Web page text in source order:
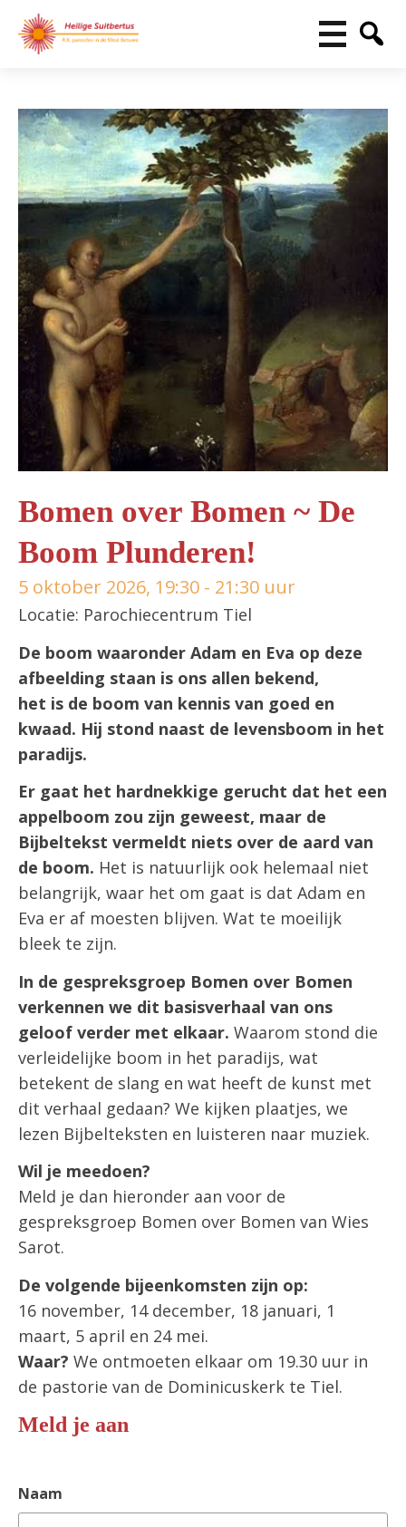
Bomen over Bomen ~ De
Boom Plunderen!
5 oktober 2026, 19:30 - 21:30 uur
Locatie: Parochiecentrum Tiel
De boom waaronder Adam en Eva op deze
afbeelding staan is ons allen bekend,
het is de boom van kennis van goed en
kwaad. Hij stond naast de levensboom in het
paradijs.
Er gaat het hardnekkige gerucht dat het een
appelboom zou zijn geweest, maar de
Bijbeltekst vermeldt niets over de aard van
de boom. Het is natuurlijk ook helemaal niet
belangrijk, waar het om gaat is dat Adam en
Eva er af moesten blijven. Wat te moeilijk
bleek te zijn.
In de gespreksgroep Bomen over Bomen
verkennen we dit basisverhaal van ons
geloof verder met elkaar. Waarom stond die
verleidelijke boom in het paradijs, wat
betekent de slang en wat heeft de kunst met
dit verhaal gedaan? We kijken plaatjes, we
lezen Bijbelteksten en luisteren naar muziek.
Wil je meedoen?
Meld je dan hieronder aan voor de
gespreksgroep Bomen over Bomen van Wies
Sarot.
De volgende bijeenkomsten zijn op:
16 november, 14 december, 18 januari, 1
maart, 5 april en 24 mei.
Waar? We ontmoeten elkaar om 19.30 uur in
de pastorie van de Dominicuskerk te Tiel.
Meld je aan
Naam